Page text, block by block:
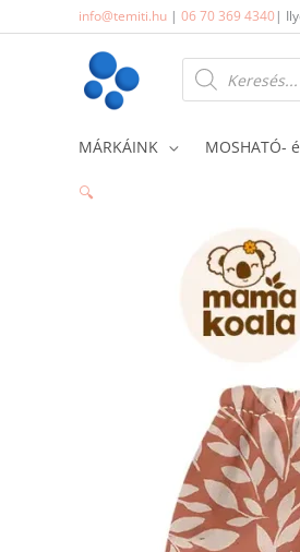
to
info@temiti.hu | 06 70 369 4340|
Products
search
MÁRKÁINK MOSHATÓ-
🔍